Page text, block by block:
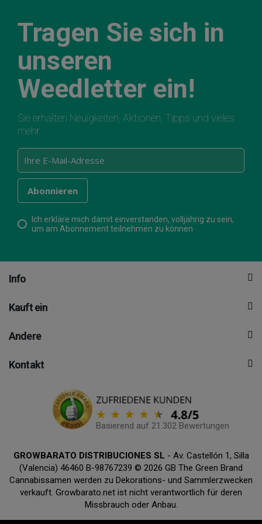
Tragen Sie sich in
unseren
Weedletter ein!
Sie erhalten Neuigkeiten, Aktionen, Tipps und vieles
mehr.
Ich erkläre mich damit einverstanden, volljährig zu sein,
um am Abonnement teilnehmen zu können
Info
Kauft ein
Andere
Kontakt
Basierend auf 21.302 Bewertungen
GROWBARATO DISTRIBUCIONES SL - Av. Castellón 1, Silla
(Valencia) 46460 B-98767239 © 2026 GB The Green Brand
Cannabissamen werden zu Dekorations- und Sammlerzwecken
verkauft. Growbarato.net ist nicht verantwortlich für deren
Missbrauch oder Anbau.